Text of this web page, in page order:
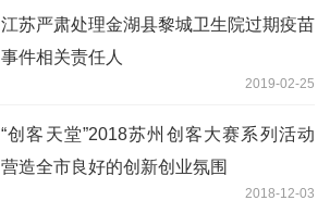
江苏严肃处理金湖县黎城卫生院过期疫苗
事件相关责任人
2019-02-25
“创客天堂”2018苏州创客大赛系列活动
营造全市良好的创新创业氛围
2018-12-03